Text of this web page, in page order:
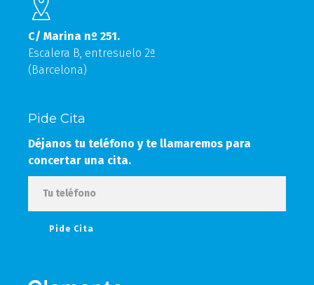
C/ Marina nº 251.
Escalera B, entresuelo 2ª
(Barcelona)
Pide Cita
Déjanos tu teléfono y te llamaremos para
concertar una cita.